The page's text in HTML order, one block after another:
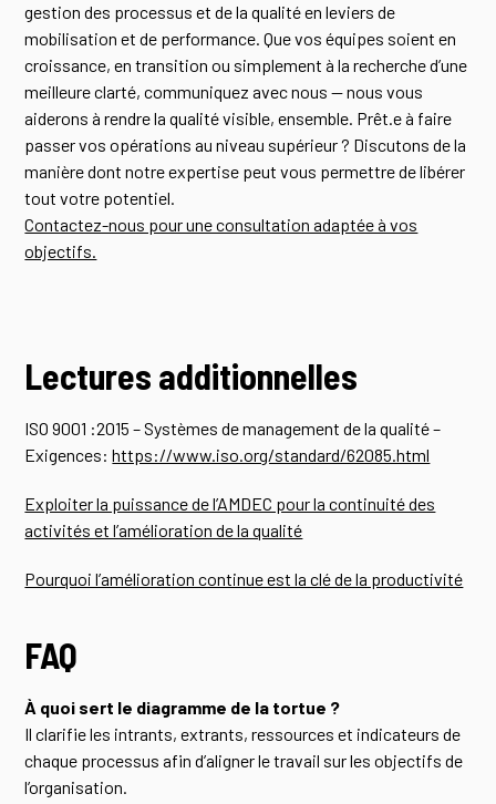
gestion des processus et de la qualité en leviers de
mobilisation et de performance. Que vos équipes soient en
croissance, en transition ou simplement à la recherche d’une
meilleure clarté, communiquez avec nous — nous vous
aiderons à rendre la qualité visible, ensemble. Prêt.e à faire
passer vos opérations au niveau supérieur ? Discutons de la
manière dont notre expertise peut vous permettre de libérer
tout votre potentiel.
Contactez-nous pour une consultation adaptée à vos
objectifs.
Lectures additionnelles
ISO 9001 :2015 – Systèmes de management de la qualité –
Exigences:https://www.iso.org/standard/62085.html
Exploiter la puissance de l’AMDEC pour la continuité des
activités et l’amélioration de la qualité
Pourquoi l’amélioration continue est la clé de la productivité
FAQ
À quoi sert le diagramme de la tortue ?
Il clarifie les intrants, extrants, ressources et indicateurs de
chaque processus afin d’aligner le travail sur les objectifs de
l’organisation.